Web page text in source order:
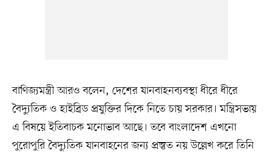
বাণিজ্যমন্ত্রী আরও বলেন, দেশের যানবাহনব্যবস্থা ধীরে ধীরে
বৈদ্যুতিক ও হাইব্রিড প্রযুক্তির দিকে নিতে চায় সরকার। মন্ত্রিসভায়
এ বিষয়ে ইতিবাচক মনোভাব আছে। তবে বাংলাদেশ এখনো
পুরোপুরি বৈদ্যুতিক যানবাহনের জন্য প্রস্তুত নয় উল্লেখ করে তিনি